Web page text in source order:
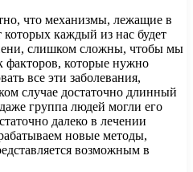
что механизмы, лежащие в
которых каждый из нас будет
слишком сложны, чтобы мы
факторов, которые нужно
все эти заболевания,
случае достаточно длинный
группа людей могли его
далеко в лечении
новые методы,
возможным в